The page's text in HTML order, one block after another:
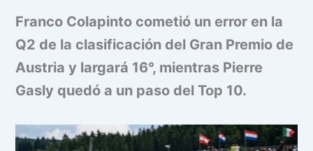
Franco Colapinto cometió un error en la
Q2 de la clasificación del Gran Premio de
Austria y largará 16°, mientras Pierre
Gasly quedó a un paso del Top 10.